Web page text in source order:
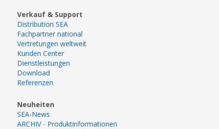
Verkauf & Support
Distribution SEA
Fachpartner national
Vertretungen weltweit
Kunden Center
Dienstleistungen
Download
Referenzen
Neuheiten
SEA-News
ARCHIV - Produktinformationen